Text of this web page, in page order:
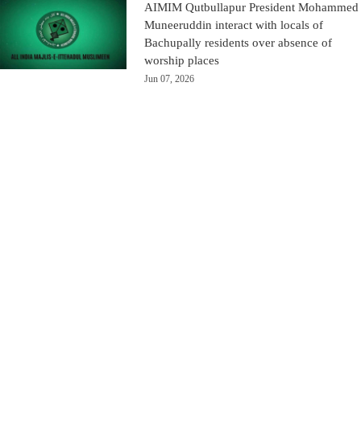
AIMIM Qutbullapur President Mohammed
Muneeruddin interact with locals of
Bachupally residents over absence of
worship places
Jun 07, 2026